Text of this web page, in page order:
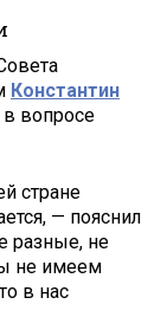
Константин
вопросе
стране
— пояснил
разные, не
не имеем
в нас